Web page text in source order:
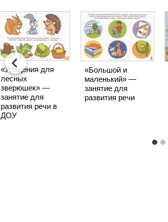
«Угощения для
лесных
зверюшек» —
занятие для
развития речи в
ДОУ
«Большой и
маленький» —
занятие для
развития речи